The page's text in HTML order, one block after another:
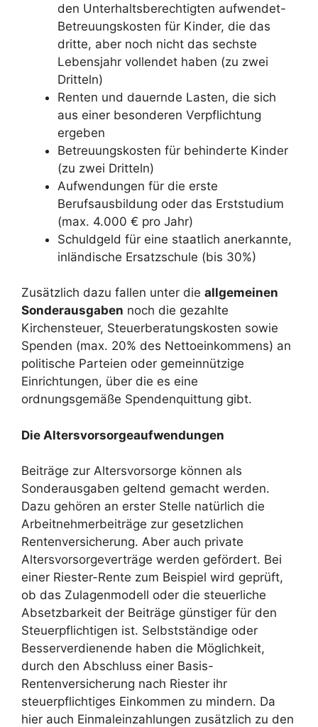
den Unterhaltsberechtigten aufwendet-
Betreuungskosten für Kinder, die das
dritte, aber noch nicht das sechste
Lebensjahr vollendet haben (zu zwei
Dritteln)
Renten und dauernde Lasten, die sich
aus einer besonderen Verpflichtung
ergeben
Betreuungskosten für behinderte Kinder
(zu zwei Dritteln)
Aufwendungen für die erste
Berufsausbildung oder das Erststudium
(max. 4.000 € pro Jahr)
Schuldgeld für eine staatlich anerkannte,
inländische Ersatzschule (bis 30%)
Zusätzlich dazu fallen unter die allgemeinen
Sonderausgaben noch die gezahlte
Kirchensteuer, Steuerberatungskosten sowie
Spenden (max. 20% des Nettoeinkommens) an
politische Parteien oder gemeinnützige
Einrichtungen, über die es eine
ordnungsgemäße Spendenquittung gibt.
Die Altersvorsorgeaufwendungen
Beiträge zur Altersvorsorge können als
Sonderausgaben geltend gemacht werden.
Dazu gehören an erster Stelle natürlich die
Arbeitnehmerbeiträge zur gesetzlichen
Rentenversicherung. Aber auch private
Altersvorsorgeverträge werden gefördert. Bei
einer Riester-Rente zum Beispiel wird geprüft,
ob das Zulagenmodell oder die steuerliche
Absetzbarkeit der Beiträge günstiger für den
Steuerpflichtigen ist. Selbstständige oder
Besserverdienende haben die Möglichkeit,
durch den Abschluss einer Basis-
Rentenversicherung nach Riester ihr
steuerpflichtiges Einkommen zu mindern. Da
hier auch Einmaleinzahlungen zusätzlich zu den